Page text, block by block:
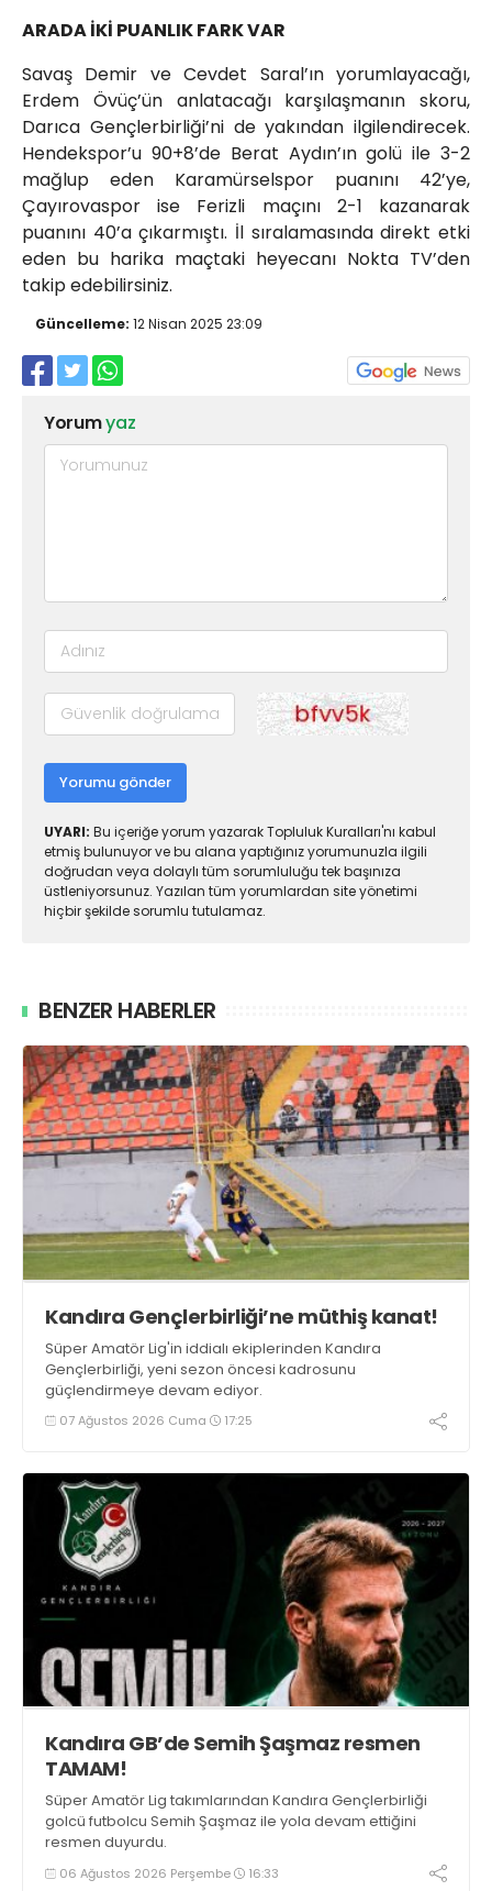
ARADA İKİ PUANLIK FARK VAR
Savaş Demir ve Cevdet Saral’ın yorumlayacağı,
Erdem Övüç’ün anlatacağı karşılaşmanın skoru,
Darıca Gençlerbirliği’ni de yakından ilgilendirecek.
Hendekspor’u 90+8’de Berat Aydın’ın golü ile 3-2
mağlup eden Karamürselspor puanını 42’ye,
Çayırovaspor ise Ferizli maçını 2-1 kazanarak
puanını 40’a çıkarmıştı. İl sıralamasında direkt etki
eden bu harika maçtaki heyecanı Nokta TV’den
takip edebilirsiniz.
Güncelleme: 12 Nisan 2025 23:09
Yorumyaz
Yorumu gönder
UYARI: Bu içeriğe yorum yazarak Topluluk Kuralları'nı kabul
etmiş bulunuyor ve bu alana yaptığınız yorumunuzla ilgili
doğrudan veya dolaylı tüm sorumluluğu tek başınıza
üstleniyorsunuz. Yazılan tüm yorumlardan site yönetimi
hiçbir şekilde sorumlu tutulamaz.
BENZER HABERLER
Kandıra Gençlerbirliği’ne müthiş kanat!
Süper Amatör Lig'in iddialı ekiplerinden Kandıra
Gençlerbirliği, yeni sezon öncesi kadrosunu
güçlendirmeye devam ediyor.
07 Ağustos 2026 Cuma 17:25
Kandıra GB’de Semih Şaşmaz resmen
TAMAM!
Süper Amatör Lig takımlarından Kandıra Gençlerbirliği
golcü futbolcu Semih Şaşmaz ile yola devam ettiğini
resmen duyurdu.
06 Ağustos 2026 Perşembe 16:33